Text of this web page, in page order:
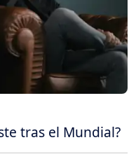
tras el Mundial?